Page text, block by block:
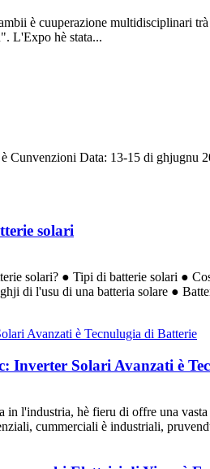
è cuuperazione multidisciplinari
L'Expo hè stata...
Cunvenzioni Data: 13-15 di ghjugnu
solari
solari? ● Tipi di batterie solari ●
di l'usu di una batteria solare ●
Inverter Solari Avanzati è
in l'industria, hè fieru di offre una
cummerciali è industriali,